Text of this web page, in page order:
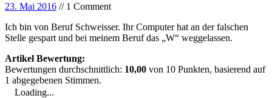
23. Mai 2016 // 1 Comment
Ich bin von Beruf Schweisser. Ihr Computer hat an der falschen
Stelle gespart und bei meinem Beruf das „W“ weggelassen.
Artikel Bewertung:
Bewertungen durchschnittlich: 10,00 von 10 Punkten, basierend auf
1 abgegebenen Stimmen.
Loading...